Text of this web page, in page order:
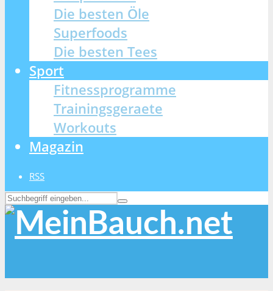
Die besten Öle
Superfoods
Die besten Tees
Sport
Fitnessprogramme
Trainingsgeraete
Workouts
Magazin
RSS